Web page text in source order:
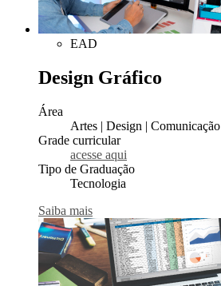
EAD
Design Gráfico
Área
Artes | Design | Comunicação
Grade curricular
acesse aqui
Tipo de Graduação
Tecnologia
Saiba mais